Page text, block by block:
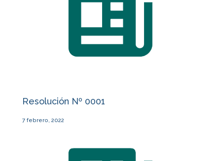
Resolución Nº 0001
7 febrero, 2022